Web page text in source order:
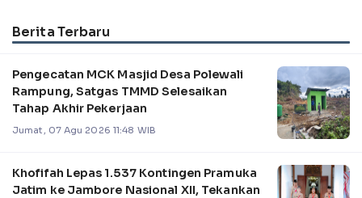
Berita Terbaru
Pengecatan MCK Masjid Desa Polewali
Rampung, Satgas TMMD Selesaikan
Tahap Akhir Pekerjaan
Jumat, 07 Agu 2026 11:48 WIB
Khofifah Lepas 1.537 Kontingen Pramuka
Jatim ke Jambore Nasional XII, Tekankan